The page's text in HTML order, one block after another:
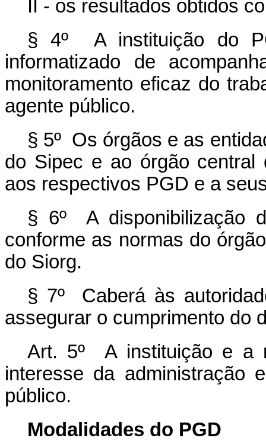
II - os resultados obtidos
§ 4º A instituição do
informatizado de
monitoramento eficaz do
agente público.
§ 5º Os órgãos e as
do Sipec e ao órgão central
aos respectivos PGD e a
§ 6º A disponibilização
conforme as normas do
do Siorg.
§ 7º Caberá às
assegurar o cumprimento do
Art. 5º A instituição e a
interesse da administração
público.
Modalidades do PGD